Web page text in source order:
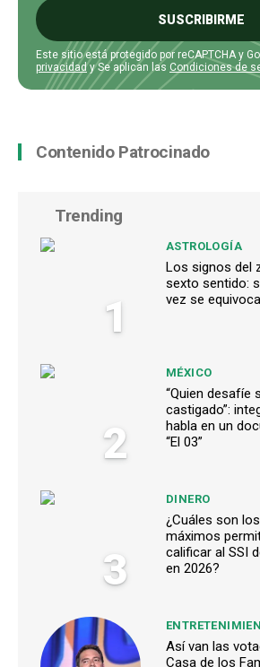
SUSCRIBIRME
Este sitio está protegido por reCAPTCHA y
privacidady Se aplican las Condiciones de
Contenido Patrocinado
Trending
1
ASTROLOGÍA
Los signos del
sexto sentido:
vez se equivoca
2
MÉXICO
“Quien desafíe
castigado”:
habla en un
“El 03”
3
DINERO
¿Cuáles son
máximos
calificar al SSI
en 2026?
Así van las
Casa de los